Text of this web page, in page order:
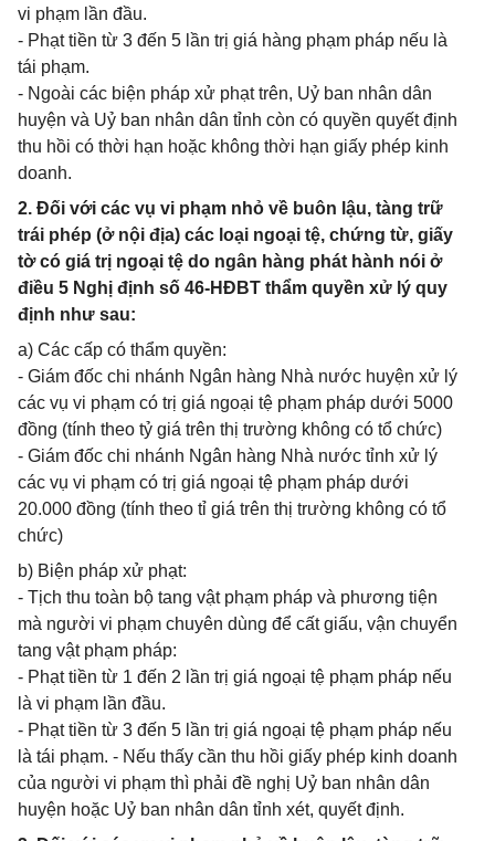
vi phạm lần đầu.
- Phạt tiền từ 3 đến 5 lần trị giá hàng phạm pháp nếu là
tái phạm.
- Ngoài các biện pháp xử phạt trên, Uỷ ban nhân dân
huyện và Uỷ ban nhân dân tỉnh còn có quyền quyết định
thu hồi có thời hạn hoặc không thời hạn giấy phép kinh
doanh.
2. Đối với các vụ vi phạm nhỏ về buôn lậu, tàng trữ
trái phép (ở nội địa) các loại ngoại tệ, chứng từ, giấy
tờ có giá trị ngoại tệ do ngân hàng phát hành nói ở
điều 5 Nghị định số 46-HĐBT thẩm quyền xử lý quy
định như sau:
a) Các cấp có thẩm quyền:
- Giám đốc chi nhánh Ngân hàng Nhà nước huyện xử lý
các vụ vi phạm có trị giá ngoại tệ phạm pháp dưới 5000
đồng (tính theo tỷ giá trên thị trường không có tổ chức)
- Giám đốc chi nhánh Ngân hàng Nhà nước tỉnh xử lý
các vụ vi phạm có trị giá ngoại tệ phạm pháp dưới
20.000 đồng (tính theo tỉ giá trên thị trường không có tổ
chức)
b) Biện pháp xử phạt:
- Tịch thu toàn bộ tang vật phạm pháp và phương tiện
mà người vi phạm chuyên dùng để cất giấu, vận chuyển
tang vật phạm pháp:
- Phạt tiền từ 1 đến 2 lần trị giá ngoại tệ phạm pháp nếu
là vi phạm lần đầu.
- Phạt tiền từ 3 đến 5 lần trị giá ngoại tệ phạm pháp nếu
là tái phạm. - Nếu thấy cần thu hồi giấy phép kinh doanh
của người vi phạm thì phải đề nghị Uỷ ban nhân dân
huyện hoặc Uỷ ban nhân dân tỉnh xét, quyết định.